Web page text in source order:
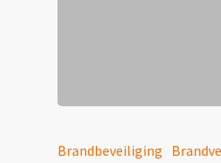
Brandbeveiliging